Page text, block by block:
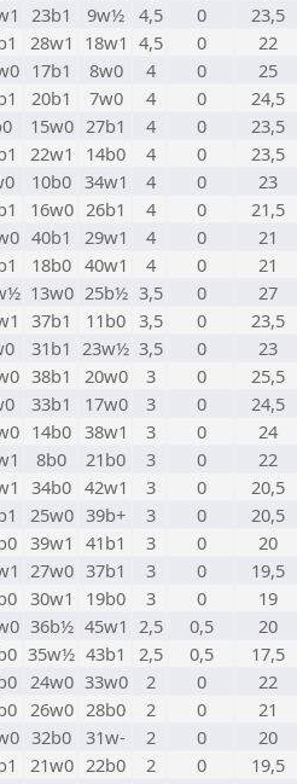
23b1 9w½ 4,5 0 23,5
28w1 18w1 4,5 0 22
17b1 8w0 4 0 25
20b1 7w0 4 0 24,5
15w0 27b1 4 0 23,5
22w1 14b0 4 0 23,5
10b0 34w1 4 0 23
16w0 26b1 4 0 21,5
40b1 29w1 4 0 21
18b0 40w1 4 0 21
13w0 25b½ 3,5 0 27
37b1 11b0 3,5 0 23,5
31b1 23w½ 3,5 0 23
38b1 20w0 3 0 25,5
33b1 17w0 3 0 24,5
14b0 38w1 3 0 24
8b0 21b0 3 0 22
34b0 42w1 3 0 20,5
25w0 39b+ 3 0 20,5
39w1 41b1 3 0 20
27w0 37b1 3 0 19,5
30w1 19b0 3 0 19
36b½ 45w1 2,5 0,5 20
35w½ 43b1 2,5 0,5 17,5
24w0 33w0 2 0 22
26w0 28b0 2 0 21
32b0 31w- 2 0 20
21w0 22b0 2 0 19,5